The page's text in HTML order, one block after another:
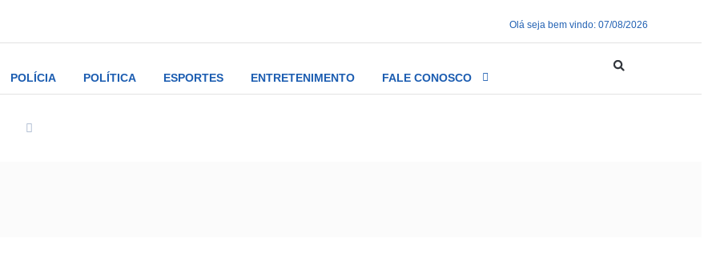
Olá seja bem vindo: 07/08/2026
POLÍCIA POLÍTICA ESPORTES ENTRETENIMENTO FALE CONOSCO